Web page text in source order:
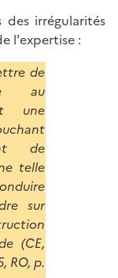
irrégularités
l'expertise :
de
au
une
de
telle
sur
(CE,
RO, p.